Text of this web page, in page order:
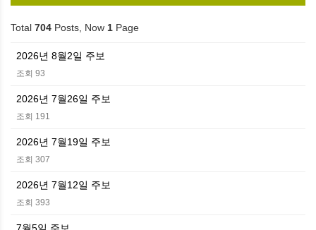
Total 704 Posts, Now 1 Page
2026년 8월2일 주보
조회 93
2026년 7월26일 주보
조회 191
2026년 7월19일 주보
조회 307
2026년 7월12일 주보
조회 393
7월5일 주보